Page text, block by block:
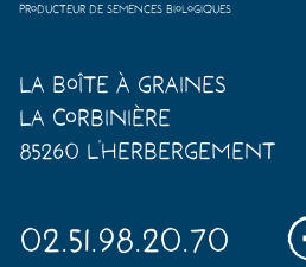
Producteur de semences biologiques
La Boîte à Graines
La Corbinière
85260 L'Herbergement
02.51.98.20.70